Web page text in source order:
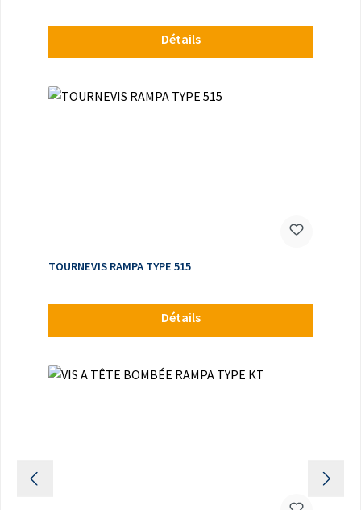
Détails
TOURNEVIS RAMPA TYPE 515
Détails